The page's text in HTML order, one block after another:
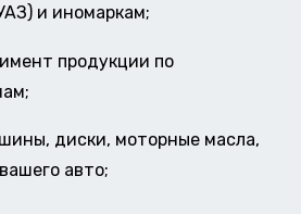
и иномаркам;
продукции по
диски, моторные масла,
авто;